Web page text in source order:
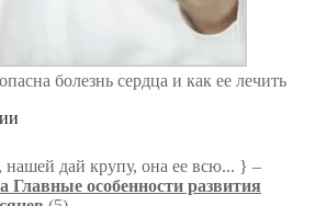
болезнь сердца и как ее лечить
нашей дай крупу, она ее всю... } –
Главные особенности развития